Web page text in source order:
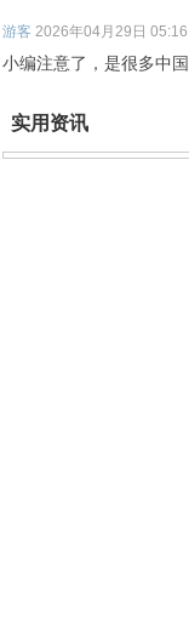
游客 2026年04月29日 05:16
小编注意了，是很多中
实用资讯